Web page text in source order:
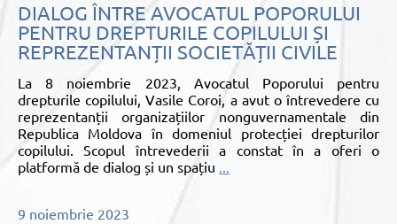
DIALOG ÎNTRE AVOCATUL POPORULUI
PENTRU DREPTURILE COPILULUI ȘI
REPREZENTANȚII SOCIETĂȚII CIVILE
La 8 noiembrie 2023, Avocatul Poporului pentru
drepturile copilului, Vasile Coroi, a avut o întrevedere cu
reprezentanții organizațiilor nonguvernamentale din
Republica Moldova în domeniul protecției drepturilor
copilului. Scopul întrevederii a constat în a oferi o
platformă de dialog și un spațiu ...
9 noiembrie 2023